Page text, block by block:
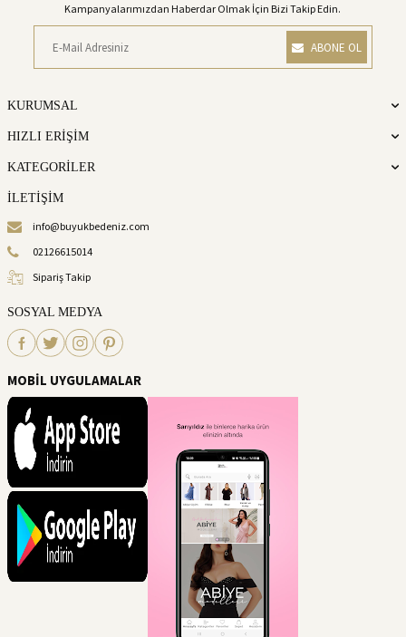
Kampanyalarımızdan Haberdar Olmak İçin Bizi Takip Edin.
ABONE OL
KURUMSAL
HIZLI ERİŞİM
KATEGORİLER
İLETİŞİM
info@buyukbedeniz.com
02126615014
Sipariş Takip
SOSYAL MEDYA
MOBİL UYGULAMALAR